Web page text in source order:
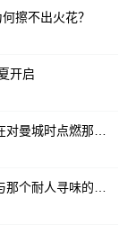
擦不出火花？
开启